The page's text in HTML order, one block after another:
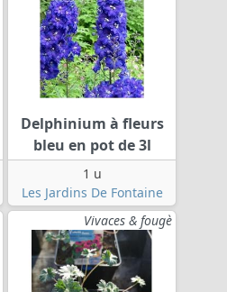
Delphinium à fleurs
bleu en pot de 3l
1 u
Les Jardins De Fontaine
Vivaces & fougè